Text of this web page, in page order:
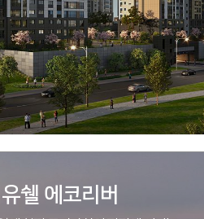
쉘 에코리버